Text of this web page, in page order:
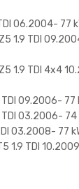
06.2004- 77
1.9 TDI
1.9 TDI 4x4
09.2006- 77
03.2006- 74
03.2008- 77
1.9 TDI